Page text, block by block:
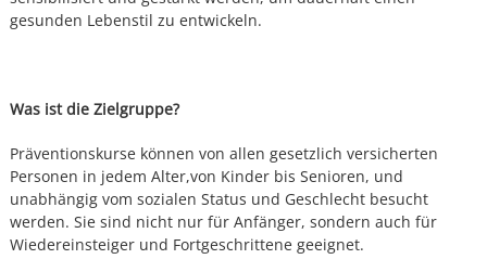
gesunden Lebenstil zu entwickeln.
Was ist die Zielgruppe?
Präventionskurse können von allen gesetzlich versicherten
Personen in jedem Alter,von Kinder bis Senioren, und
unabhängig vom sozialen Status und Geschlecht besucht
werden. Sie sind nicht nur für Anfänger, sondern auch für
Wiedereinsteiger und Fortgeschrittene geeignet.